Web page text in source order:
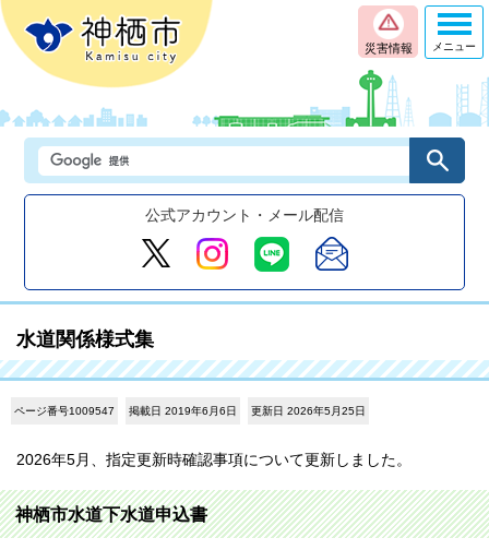
災害情報
公式アカウント・メール配信
メニュー
水道関係様式集
ページ番号1009547 掲載日 2019年6月6日 更新日 2026年5月25日
2026年5月、指定更新時確認事項について更新しました。
神栖市水道下水道申込書